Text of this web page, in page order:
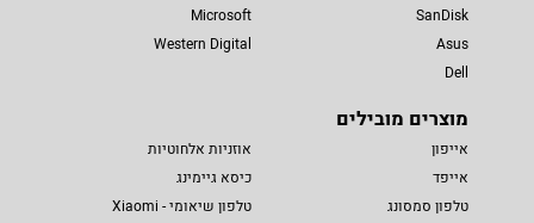
SanDisk
Asus
Dell
Microsoft
Western Digital
מוצרים מובילים
אייפון
אייפד
טלפון סמסונג
אוזניות אלחוטיות
כיסא גיימינג
טלפון שיאומי - Xiaomi